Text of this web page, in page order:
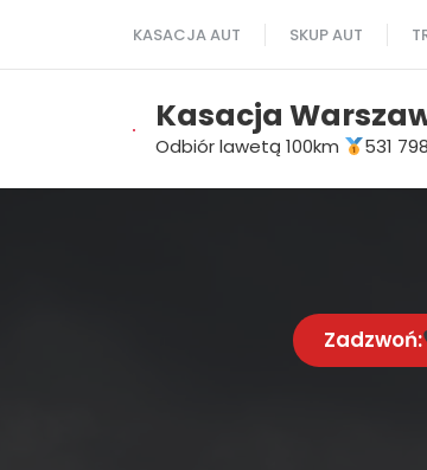
treści
KASACJA AUT SKUP AUT
Kasacja
Odbiór lawetą 100km 531
Zadzwoń: